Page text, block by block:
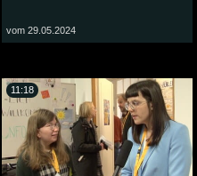
vom 29.05.2024
11:18